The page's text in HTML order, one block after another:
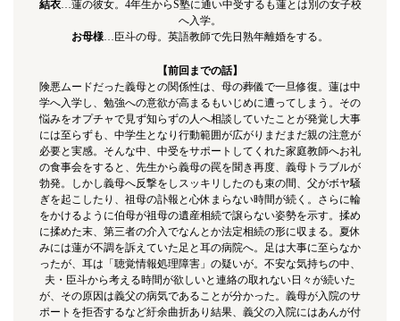
結衣…蓮の彼女。4年生からS塾に通い中受するも蓮とは別の女子校
へ入学。
お母様…臣斗の母。英語教師で先日熟年離婚をする。
【前回までの話】
険悪ムードだった義母との関係性は、母の葬儀で一旦修復。蓮は中
学へ入学し、勉強への意欲が高まるもいじめに遭ってしまう。その
悩みをオプチャで見ず知らずの人へ相談していたことが発覚し大事
には至らずも、中学生となり行動範囲が広がりまだまだ親の注意が
必要と実感。そんな中、中受をサポートしてくれた家庭教師へお礼
の食事会をすると、先生から義母の罠を聞き再度、義母トラブルが
勃発。しかし義母へ反撃をしスッキリしたのも束の間、父がボヤ騒
ぎを起こしたり、祖母の訃報と心休まらない時間が続く。さらに輪
をかけるように伯母が祖母の遺産相続で譲らない姿勢を示す。揉め
に揉めた末、第三者の介入でなんとか法定相続の形に収まる。夏休
みには蓮が不調を訴えていた足と耳の病院へ。足は大事に至らなか
ったが、耳は「聴覚情報処理障害」の疑いが。不安な気持ちの中、
夫・臣斗から考える時間が欲しいと連絡の取れない日々が続いた
が、その原因は義父の病気であることが分かった。義母が入院のサ
ポートを拒否するなど紆余曲折あり結果、義父の入院にはあんが付